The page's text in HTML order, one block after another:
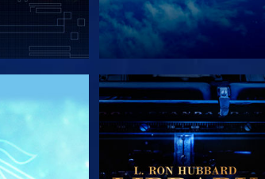
LES SÉRIES DÉCOUVRIR LES SÉRIES